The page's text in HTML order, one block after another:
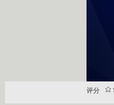
评分